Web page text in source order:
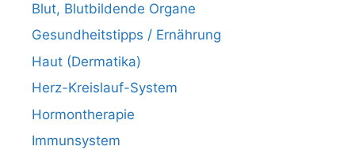
Blut, Blutbildende Organe
Gesundheitstipps / Ernährung
Haut (Dermatika)
Herz-Kreislauf-System
Hormontherapie
Immunsystem